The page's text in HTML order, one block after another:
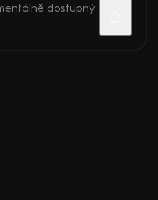
dostupný